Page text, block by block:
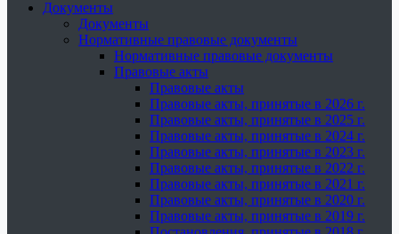
Документы
Документы
Нормативные правовые документы
Нормативные правовые документы
Правовые акты
Правовые акты
Правовые акты, принятые в 2026 г.
Правовые акты, принятые в 2025 г.
Правовые акты, принятые в 2024 г.
Правовые акты, принятые в 2023 г.
Правовые акты, принятые в 2022 г.
Правовые акты, принятые в 2021 г.
Правовые акты, принятые в 2020 г.
Правовые акты, принятые в 2019 г.